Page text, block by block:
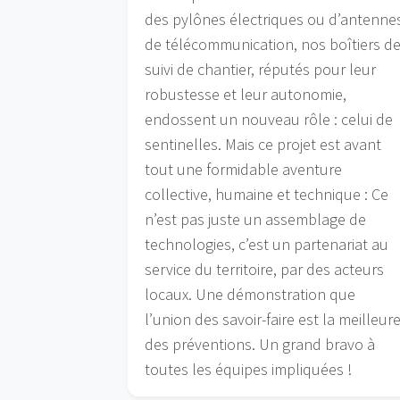
des pylônes électriques ou
de télécommunication, nos boîtiers de
suivi de chantier, réputés pour leur
robustesse et leur autonomie,
endossent un nouveau rôle : celui de
sentinelles. Mais ce projet est avant
tout une formidable aventure
collective, humaine et technique : Ce
n’est pas juste un assemblage de
technologies, c’est un partenariat au
service du territoire, par des acteurs
locaux. Une démonstration que
l’union des savoir-faire est la meilleure
des préventions. Un grand bravo à
toutes les équipes impliquées !